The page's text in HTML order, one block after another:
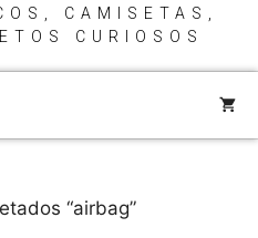
CAMISETAS,
CURIOSOS
“airbag”